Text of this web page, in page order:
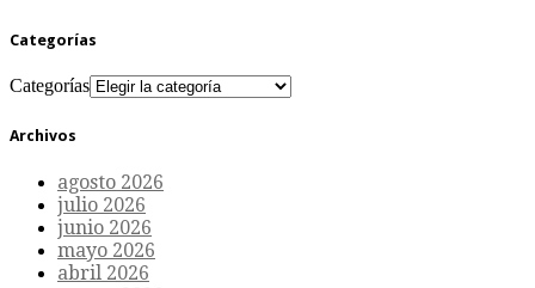
Categorías
Categorías
Archivos
agosto 2026
julio 2026
junio 2026
mayo 2026
abril 2026